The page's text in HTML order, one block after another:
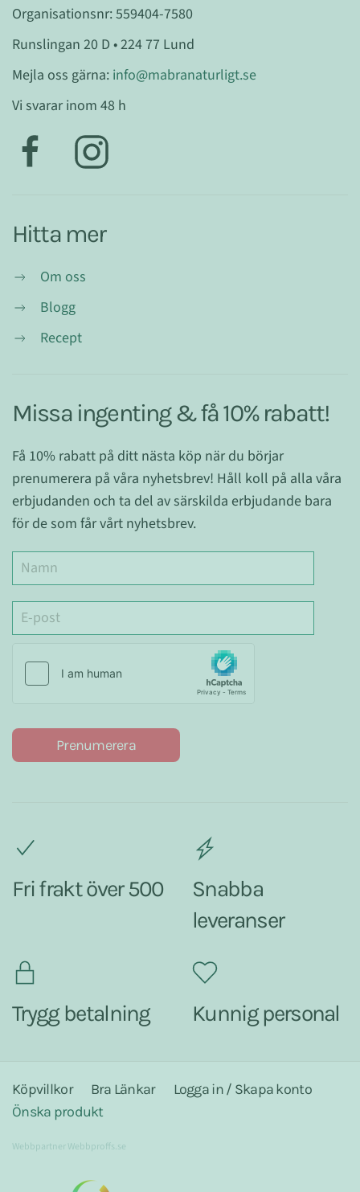
Organisationsnr: 559404-7580
Runslingan 20 D • 224 77 Lund
Mejla oss gärna: info@mabranaturligt.se
Vi svarar inom 48 h
Hitta mer
Om oss
Blogg
Recept
Missa ingenting & få 10% rabatt!
Få 10% rabatt på ditt nästa köp när du börjar
prenumerera på våra nyhetsbrev! Håll koll på alla våra
erbjudanden och ta del av särskilda erbjudande bara
för de som får vårt nyhetsbrev.
Prenumerera
Fri frakt över 500
Snabba
leveranser
Trygg betalning Kunnig personal
Köpvillkor Bra Länkar
Logga in / Skapa konto
Önska produkt
WebbpartnerWebbproffs.se